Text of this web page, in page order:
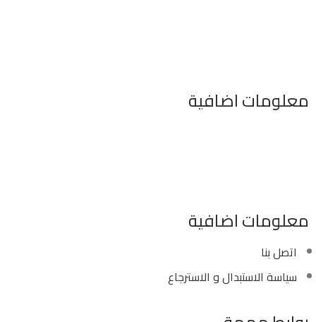
معلومات اضافية
معلومات اضافية
اتصل بنا
سياسة الاستبدال و الاسترجاع